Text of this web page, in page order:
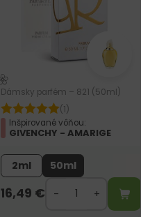
Dámsky parfém – 821 (50ml)
(1)
Inšpirované vôňou:
GIVENCHY - AMARIGE
2ml 50ml
16,49 €